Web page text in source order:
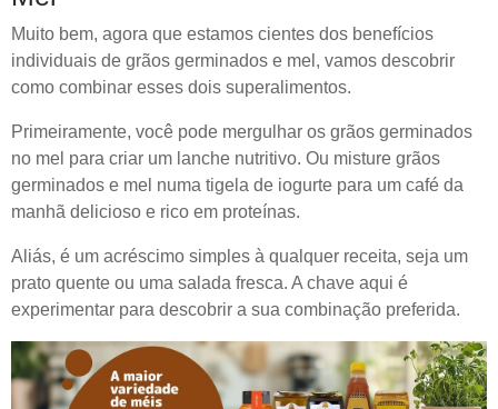
Muito bem, agora que estamos cientes dos benefícios
individuais de grãos germinados e mel, vamos descobrir
como combinar esses dois superalimentos.
Primeiramente, você pode mergulhar os grãos germinados
no mel para criar um lanche nutritivo. Ou misture grãos
germinados e mel numa tigela de iogurte para um café da
manhã delicioso e rico em proteínas.
Aliás, é um acréscimo simples à qualquer receita, seja um
prato quente ou uma salada fresca. A chave aqui é
experimentar para descobrir a sua combinação preferida.